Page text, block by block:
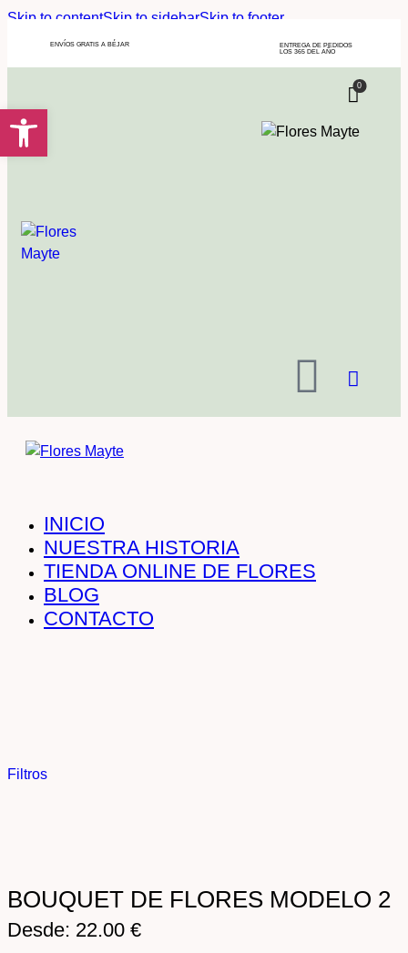
Skip to contentSkip to sidebarSkip to footer
ENVÍOS GRATIS A BÉJAR
ENTREGA DE PEDIDOS
LOS 365 DEL AÑO
0
INICIO
NUESTRA HISTORIA
TIENDA ONLINE DE FLORES
BLOG
CONTACTO
BOUQUET DE FLORES MODELO 2
Desde: 22.00 €
Filtros
Abrir barra de herramientas